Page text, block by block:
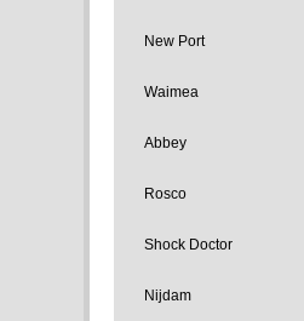
New Port
Waimea
Abbey
Rosco
Shock Doctor
Nijdam